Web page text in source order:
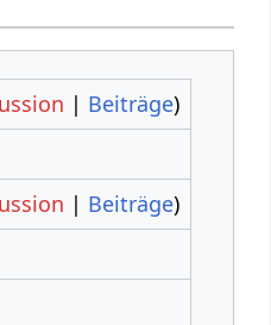
| Beiträge)
| Beiträge)